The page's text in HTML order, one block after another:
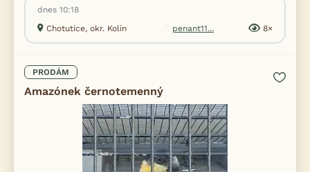
dnes 10:18
Chotutice, okr. Kolín
penant11... 8×
PRODÁM
Amazónek černotemenný